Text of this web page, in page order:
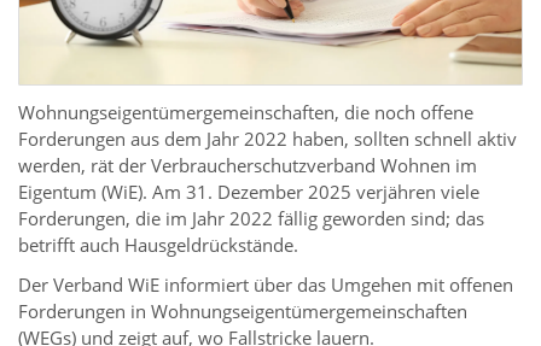
Wohnungseigentümergemeinschaften, die noch offene
Forderungen aus dem Jahr 2022 haben, sollten schnell aktiv
werden, rät der Verbraucherschutzverband Wohnen im
Eigentum (WiE). Am 31. Dezember 2025 verjähren viele
Forderungen, die im Jahr 2022 fällig geworden sind; das
betrifft auch Hausgeldrückstände.
Der Verband WiE informiert über das Umgehen mit offenen
Forderungen in Wohnungseigentümergemeinschaften
(WEGs) und zeigt auf, wo Fallstricke lauern.